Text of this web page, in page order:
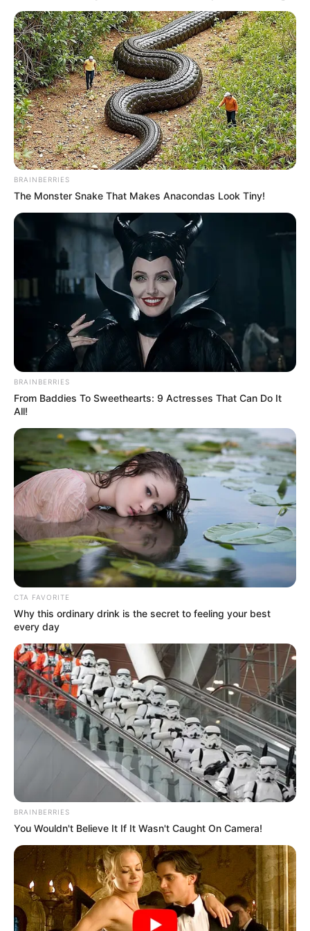
BRAINBERRIES
The Monster Snake That Makes Anacondas Look Tiny!
BRAINBERRIES
From Baddies To Sweethearts: 9 Actresses That Can Do It
All!
CTA FAVORITE
Why this ordinary drink is the secret to feeling your best
every day
BRAINBERRIES
You Wouldn't Believe It If It Wasn't Caught On Camera!